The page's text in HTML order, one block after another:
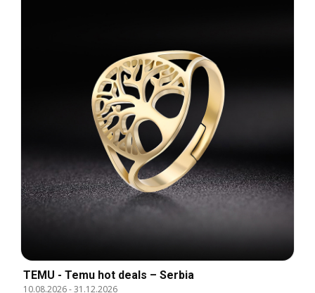
TEMU - Temu hot deals – Serbia
10.08.2026-31.12.2026